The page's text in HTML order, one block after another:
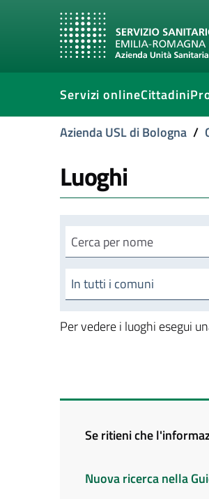
Servizi onlineCittadini
Azienda USL di Bologna /
Luoghi
Cerca luogo
In tutti i comuni
Per vedere i luoghi esegui
Se ritieni che
Nuova ricerca nella